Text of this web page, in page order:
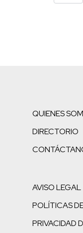
QUIENES
DIRECTORIO
AVISO LEGAL
POLÍTICAS
PRIVACIDAD